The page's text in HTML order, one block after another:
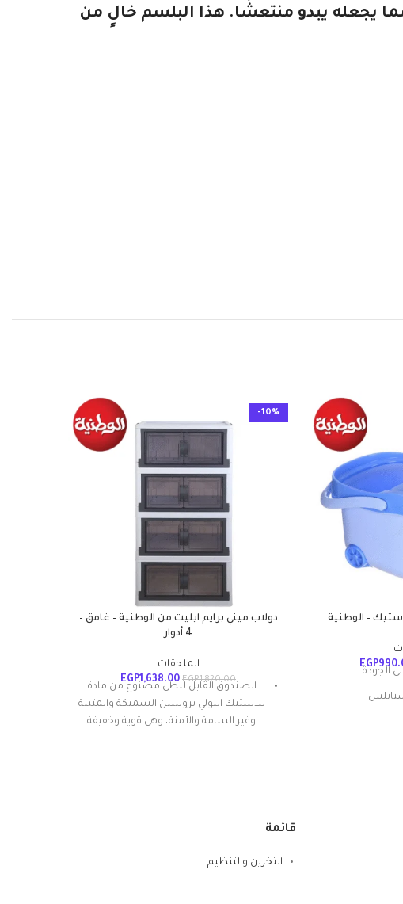
يجعله يبدو منتعشًا. هذا البلسم خالٍ من
– الوطنية
EGP
الجودة
-10%
دولاب ميني برايم ايليت من الوطنية – غامق –
4 أدوار
الملحقات
EGP1,820.00
EGP1,638.00
الصندوق القابل للطي مصنوع من مادة
بلاستيك البولي بروبيلين السميكة والمتينة
وغير السامة والآمنة، وهي قوية وخفيفة
تصميم مبتكر مع فتحة في اتجاهين
قائمة
التخزين والتنظيم